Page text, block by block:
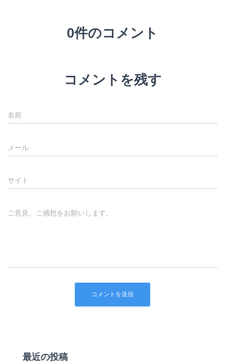
0件のコメント
コメントを残す
名前
メール
サイト
ご意見、ご感想をお願いします。
最近の投稿